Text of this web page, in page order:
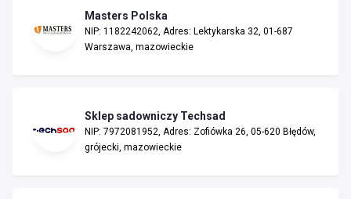
Masters Polska
NIP: 1182242062, Adres: Lektykarska 32, 01-687
Warszawa, mazowieckie
Sklep sadowniczy Techsad
NIP: 7972081952, Adres: Zofiówka 26, 05-620 Błędów,
grójecki, mazowieckie